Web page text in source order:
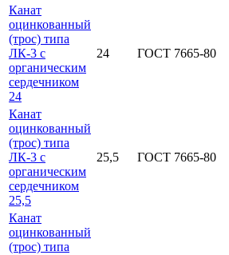
Канат
оцинкованный
(трос) типа
ЛК-3 с
органическим
сердечником
24
24 ГОСТ 7665-80
Канат
оцинкованный
(трос) типа
ЛК-3 с
органическим
сердечником
25,5
25,5 ГОСТ 7665-80
Канат
оцинкованный
(трос) типа